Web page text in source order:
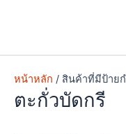
หน้าหลัก / สินค้าที่มีป้ายก
ตะกั่วบัดกรี